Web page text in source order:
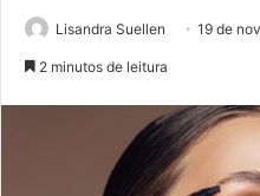
Lisandra Suellen 19 de
2 minutos de leitura